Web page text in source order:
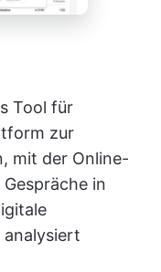
Tool für
zur
mit der Online-
in